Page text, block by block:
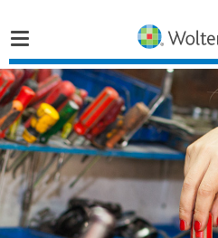
Home
Vakgebieden
Actueel